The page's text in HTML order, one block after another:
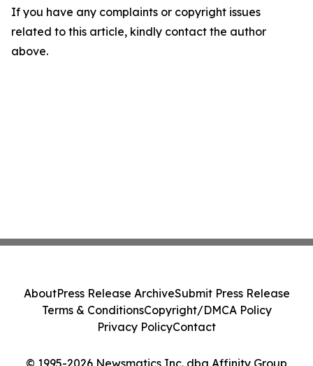
If you have any complaints or copyright issues
related to this article, kindly contact the author
above.
© 1995-2026 Newsmatics Inc. dba Affinity Group
AboutPress Release ArchiveSubmit Press Release
Terms & ConditionsCopyright/DMCA Policy
Privacy PolicyContact